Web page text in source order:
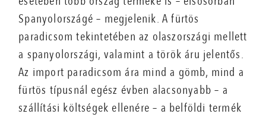
Spanyolországé – megjelenik. A fürtös
paradicsom tekintetében az olaszországi mellett
a spanyolországi, valamint a török áru jelentős.
Az import paradicsom ára mind a gömb, mind a
fürtös típusnál egész évben alacsonyabb – a
szállítási költségek ellenére – a belföldi termék